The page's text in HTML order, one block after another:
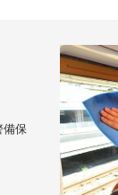
備保